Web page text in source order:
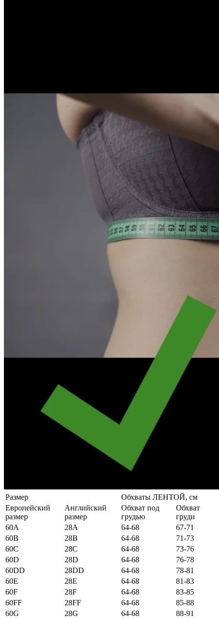
Размер
Обхваты ЛЕНТОЙ, см
Европейский
размер
Английский
размер
Обхват под
грудью
Обхват
груди
60А
28А 64-68
67-71
60B
28B 64-68
71-73
60C
28C 64-68
73-76
60D
28D 64-68
76-78
60DD
28DD 64-68
78-81
60E
28E 64-68
81-83
60F
28F 64-68
83-85
60FF
28FF 64-68
85-88
60G
28G 64-68 88-91